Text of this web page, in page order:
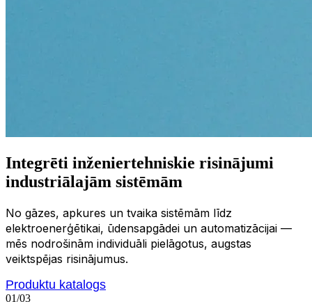
Integrēti inženiertehniskie risinājumi
industriālajām sistēmām
No gāzes, apkures un tvaika sistēmām līdz
elektroenerģētikai, ūdensapgādei un automatizācijai —
mēs nodrošinām individuāli pielāgotus, augstas
veiktspējas risinājumus.
Produktu katalogs
01/03